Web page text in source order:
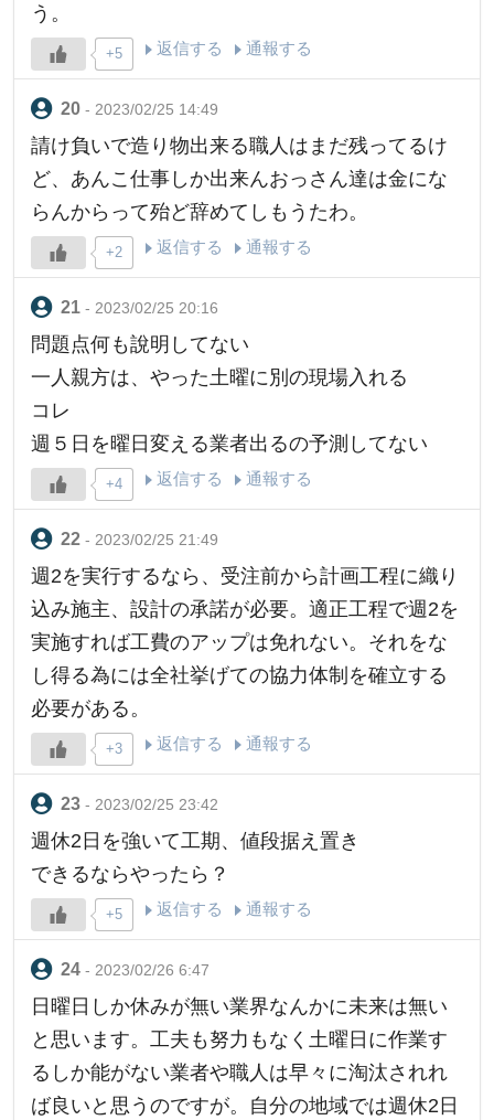
う。
+5 返信する 通報する
- 2023/02/25 14:49
請け負いで造り物出来る職人はまだ残ってるけ
ど、あんこ仕事しか出来んおっさん達は金にな
らんからって殆ど辞めてしもうたわ。
+2 返信する 通報する
- 2023/02/25 20:16
問題点何も說明してない
一人親方は、やった土曜に別の現場入れる
コレ
週５日を曜日変える業者出るの予測してない
+4 返信する 通報する
- 2023/02/25 21:49
週2を実行するなら、受注前から計画工程に織り
込み施主、設計の承諾が必要。適正工程で週2を
実施すれば工費のアップは免れない。それをな
し得る為には全社挙げての協力体制を確立する
必要がある。
+3 返信する 通報する
- 2023/02/25 23:42
週休2日を強いて工期、値段据え置き
できるならやったら？
+5 返信する 通報する
- 2023/02/26 6:47
日曜日しか休みが無い業界なんかに未来は無い
と思います。工夫も努力もなく土曜日に作業す
るしか能がない業者や職人は早々に淘汰されれ
ば良いと思うのですが。自分の地域では週休2日